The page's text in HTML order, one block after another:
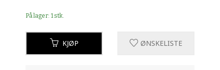
På lager: 1 stk.
KJØP ØNSKELISTE